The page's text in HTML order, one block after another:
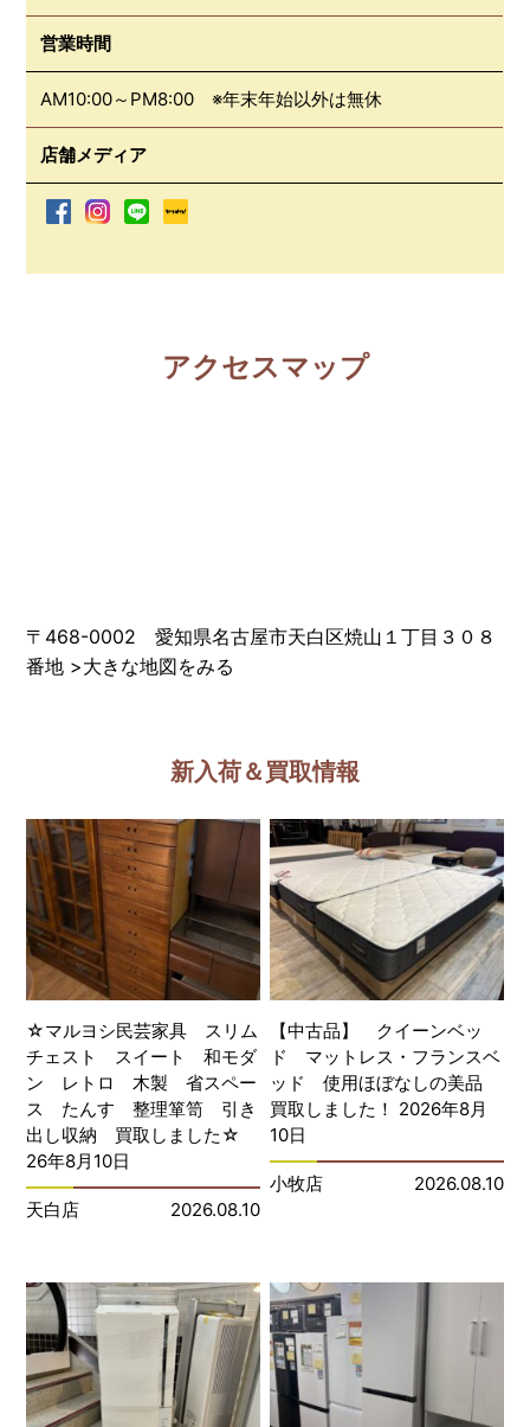
営業時間
AM10:00～PM8:00 ※年末年始以外は無休
店舗メディア
アクセスマップ
〒468-0002 愛知県名古屋市天白区焼山１丁目３０８
番地 >大きな地図をみる
新入荷＆買取情報
☆マルヨシ民芸家具 スリム
チェスト スイート 和モダ
ン レトロ 木製 省スペー
ス たんす 整理箪笥 引き
出し収納 買取しました☆
26年8月10日
天白店 2026.08.10
【中古品】 クイーンベッ
ド マットレス・フランスベ
ッド 使用ほぼなしの美品
買取しました！ 2026年8月
10日
小牧店 2026.08.10